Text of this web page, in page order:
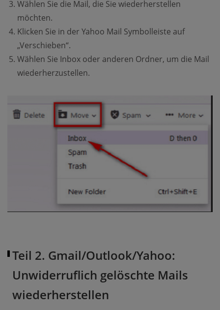
Wählen Sie die Mail, die Sie wiederherstellen
möchten.
Klicken Sie in der Yahoo Mail Symbolleiste auf
„Verschieben“.
Wählen Sie Inbox oder anderen Ordner, um die Mail
wiederherzustellen.
Teil 2. Gmail/Outlook/Yahoo:
Unwiderruflich gelöschte Mails
wiederherstellen